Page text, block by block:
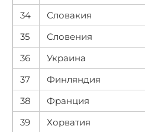
34
Словакия
35
Словения
36
Украина
37
Финляндия
38
Франция
39
Хорватия